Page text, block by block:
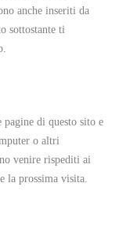
anche inseriti da
sottostante ti
di questo sito e
o altri
venire rispediti ai
la prossima visita.